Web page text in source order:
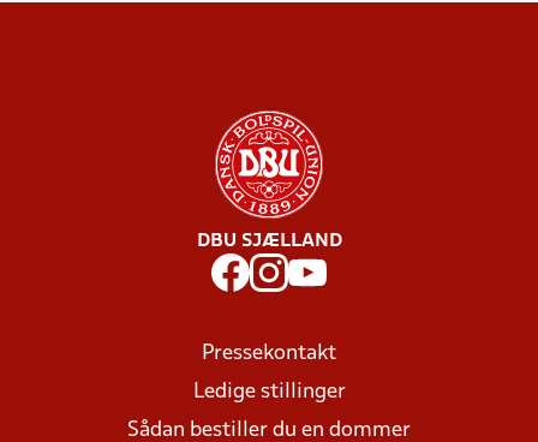
DBU SJÆLLAND
Pressekontakt
Ledige stillinger
Sådan bestiller du en dommer